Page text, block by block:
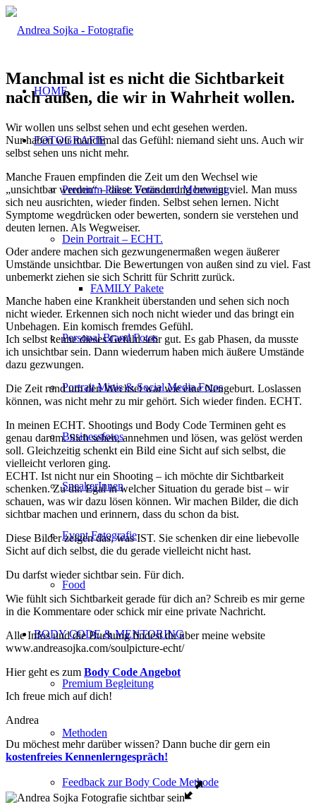
HOME
FOTOGRAFIE
Premium Paket: Fotos und Mentoring
Dein Portrait – ECHT.
FAMILY Pakete
Personal Brand Fotos
Portrait Minis & Social Media Fotos
Businessfotos
SpeakerInnen
Event Fotografie
Food
BODY CODE & MENTORING
Premium Begleitung
Methoden
Feedback zur Body Code Methode
Manchmal ist es nicht die Sichtbarkeit
nach außen, die wir in Wahrheit wollen.
Wir wollen uns selbst sehen und echt gesehen werden.
Nur haben wir manchmal das Gefühl: niemand sieht uns. Auch wir
selbst sehen uns nicht mehr.
Manche Frauen empfinden die Zeit um den Wechsel wie
„unsichtbar werden“ – diese Veränderung bewegt viel. Man muss
sich neu ausrichten, wieder finden. Selbst sehen lernen. Nicht
Symptome wegdrücken oder bewerten, sondern sie verstehen und
deuten lernen. Als Wegweiser.
Oder andere machen sich gezwungenermaßen wegen äußerer
Umstände unsichtbar. Die Bewertungen von außen sind zu viel. Fast
unbemerkt ziehen sie sich Schritt für Schritt zurück.
Manche haben eine Krankheit überstanden und sehen sich noch
nicht wieder. Erkennen sich noch nicht wieder und das bringt ein
Unbehagen. Ein komisch fremdes Gefühl.
Ich selbst kenne dieses Gefühl sehr gut. Es gab Phasen, da musste
ich unsichtbar sein. Dann wiederrum haben mich äußere Umstände
dazu gezwungen.
Die Zeit rund um den Wechsel war wie eine Neugeburt. Loslassen
können, was nicht mehr zu mir gehört. Sich wieder finden. ECHT.
In meinen ECHT. Shootings und Body Code Terminen geht es
genau darum. Sich sehen, annehmen und lösen, was gelöst werden
soll. Gleichzeitig schenkt ein Bild eine Sicht auf sich selbst, die
vielleicht verloren ging.
ECHT. Ist nicht nur ein Shooting – ich möchte dir Sichtbarkeit
schenken. Zu dir. Egal in welcher Situation du gerade bist – wir
schauen, was wir dazu lösen können. Wir machen Bilder, die dich
sichtbar machen und erinnern, dass du schon da bist.
Diese Bilder zeigen das, was IST. Sie schenken dir eine liebevolle
Sicht auf dich selbst, die du gerade vielleicht nicht hast.
Du darfst wieder sichtbar sein. Für dich.
Wie fühlt sich Sichtbarkeit gerade für dich an? Schreib es mir gerne
in die Kommentare oder schick mir eine private Nachricht.
Alle Infos und die Buchung findest du über meine website
www.andreasojka.com/soulpicture-echt/
Hier geht es zum Body Code Angebot
Ich freue mich auf dich!
Andrea
Du möchest mehr darüber wissen? Dann buche dir gern ein
kostenfreies Kennenlerngespräch!